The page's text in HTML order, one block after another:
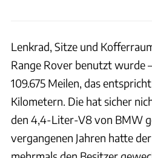
Lenkrad, Sitze und
Range Rover benutzt wurde
109.675 Meilen, das
Kilometern. Die hat sicher
den 4,4-Liter-V8 von BMW
vergangenen Jahren hatte